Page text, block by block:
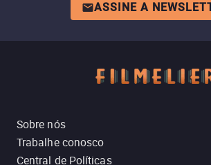
ASSINE A
Sobre nós
Trabalhe conosco
Central de Políticas